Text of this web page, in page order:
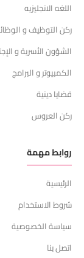
اللغه الانجليزيه
ركن التوظيف و
الشؤون الأسرية و
الكمبيوتر و البرامج
قضايا دينية
ركن العروس
روابط مهمة
الرئيسية
شروط الاستخدام
سياسة الخصوصية
اتصل بنا